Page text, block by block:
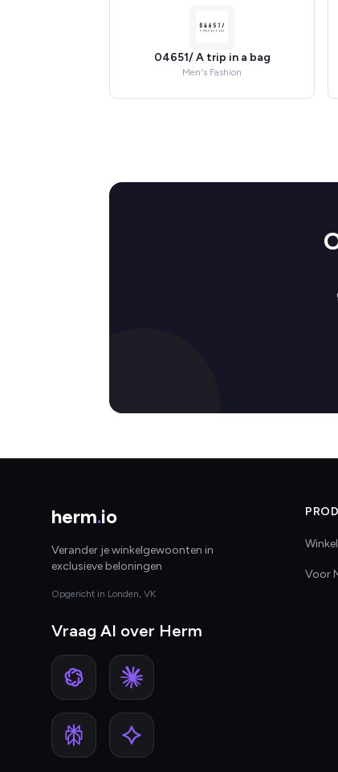
04651/ A trip in a bag
Men's Fashion
herm.io
Verander je winkelgewoonten in
exclusieve beloningen
Opgericht in Londen, VK
Vraag AI over Herm
Voor